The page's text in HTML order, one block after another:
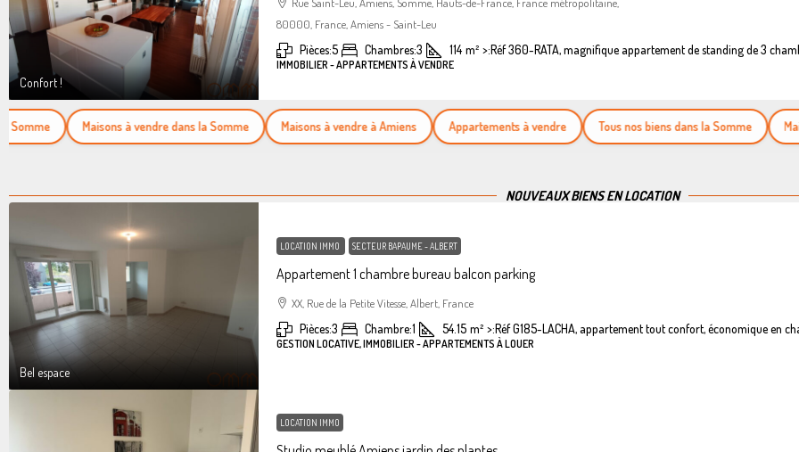
Confort !
80000, France, Amiens - Saint-Leu
Pièces:5 Chambres:3 114 m² >:Réf 360-RATA, magnifique appartement de standing de 3
IMMOBILIER - APPARTEMENTS À VENDRE
Maisons à vendre dans la Somme Maisons à vendre à Amiens Appartements à vendre Tous nos biens dans la Somme
NOUVEAUX BIENS EN LOCATION
Bel espace
LOCATION IMMO SECTEUR BAPAUME - ALBERT
Appartement 1 chambre bureau balcon parking
XX, Rue de la Petite Vitesse, Albert, France
Pièces:3 Chambre:1 54.15 m² >:Réf G185-LACHA, appartement tout confort, économique en
GESTION LOCATIVE, IMMOBILIER - APPARTEMENTS À LOUER
LOCATION IMMO